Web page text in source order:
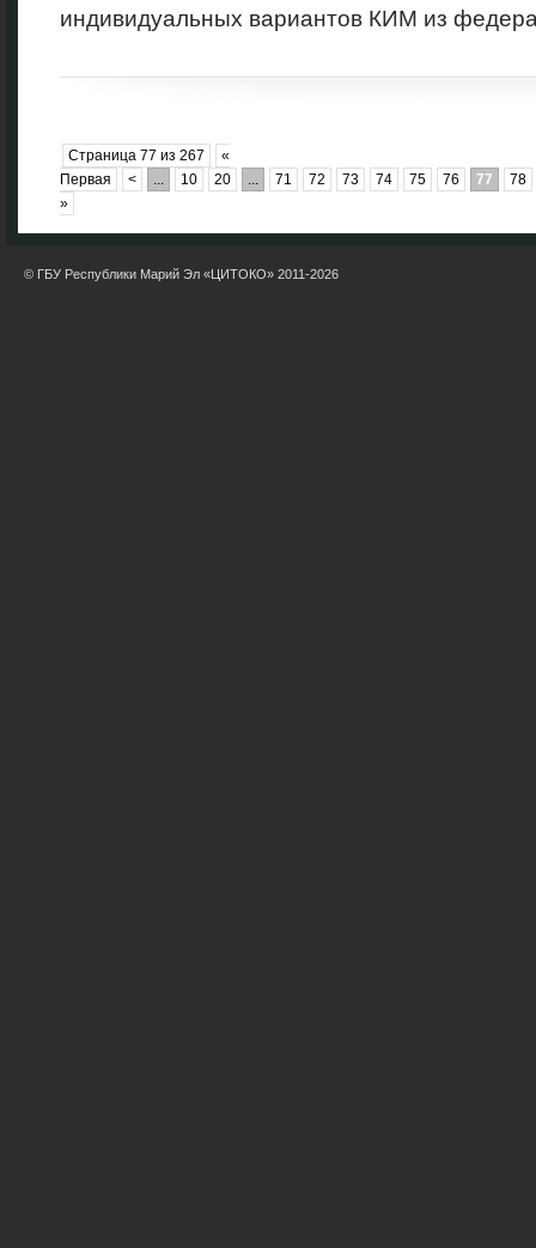
индивидуальных вариантов КИМ из
Страница 77 из 267
«
Первая
< ... 10 20 ... 71 72 73 74 75 76 77
78
»
© ГБУ Республики Марий Эл «ЦИТОКО» 2011-2026